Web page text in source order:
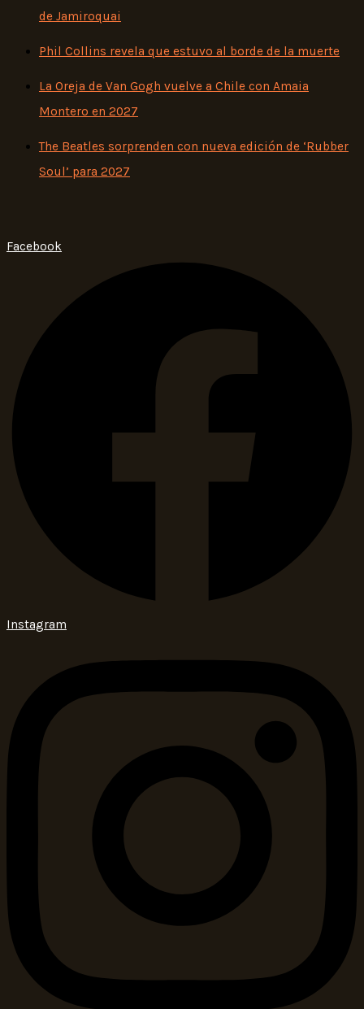
de Jamiroquai
Phil Collins revela que estuvo al borde de la muerte
La Oreja de Van Gogh vuelve a Chile con Amaia
Montero en 2027
The Beatles sorprenden con nueva edición de ‘Rubber
Soul’ para 2027
Facebook
Instagram